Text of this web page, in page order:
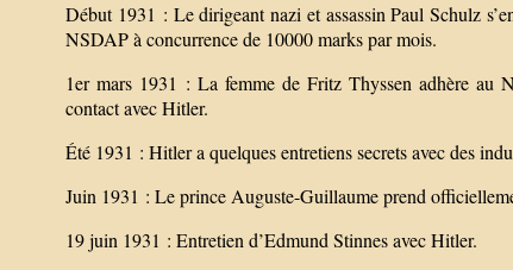
Début 1931 : Le dirigeant nazi et assassin Paul Schulz
NSDAP à concurrence de 10000 marks par mois.
1er mars 1931 : La femme de Fritz Thyssen adhère au
contact avec Hitler.
Été 1931 : Hitler a quelques entretiens secrets avec des
Juin 1931 : Le prince Auguste-Guillaume prend
19 juin 1931 : Entretien d’Edmund Stinnes avec Hitler.